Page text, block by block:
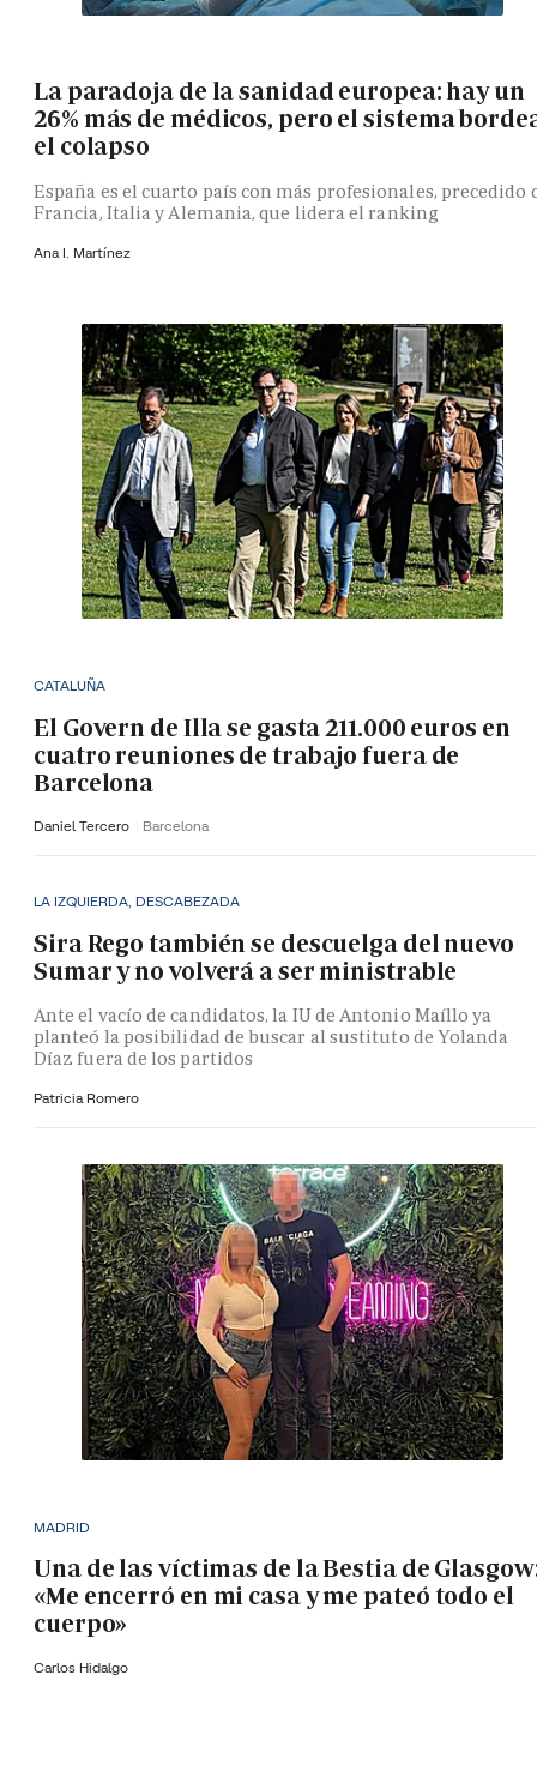
La paradoja de la sanidad europea: hay un
26% más de médicos, pero el sistema
el colapso
España es el cuarto país con más profesionales, precedido
Francia, Italia y Alemania, que lidera el ranking
Ana I. Martínez
CATALUÑA
El Govern de Illa se gasta 211.000 euros en
cuatro reuniones de trabajo fuera de
Barcelona
Daniel Tercero Barcelona
LA IZQUIERDA, DESCABEZADA
Sira Rego también se descuelga del nuevo
Sumar y no volverá a ser ministrable
Ante el vacío de candidatos, la IU de Antonio Maíllo ya
planteó la posibilidad de buscar al sustituto de Yolanda
Díaz fuera de los partidos
Patricia Romero
MADRID
Una de las víctimas de la Bestia de
«Me encerró en mi casa y me pateó todo el
cuerpo»
Carlos Hidalgo